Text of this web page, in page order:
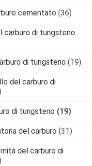
cementato (36)
carburo di tungsteno
di tungsteno (19)
del carburo di
di tungsteno (19)
del carburo (31)
del carburo di